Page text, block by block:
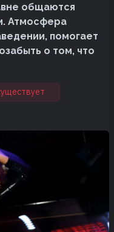
общаются
Атмосфера
помогает
о том, что